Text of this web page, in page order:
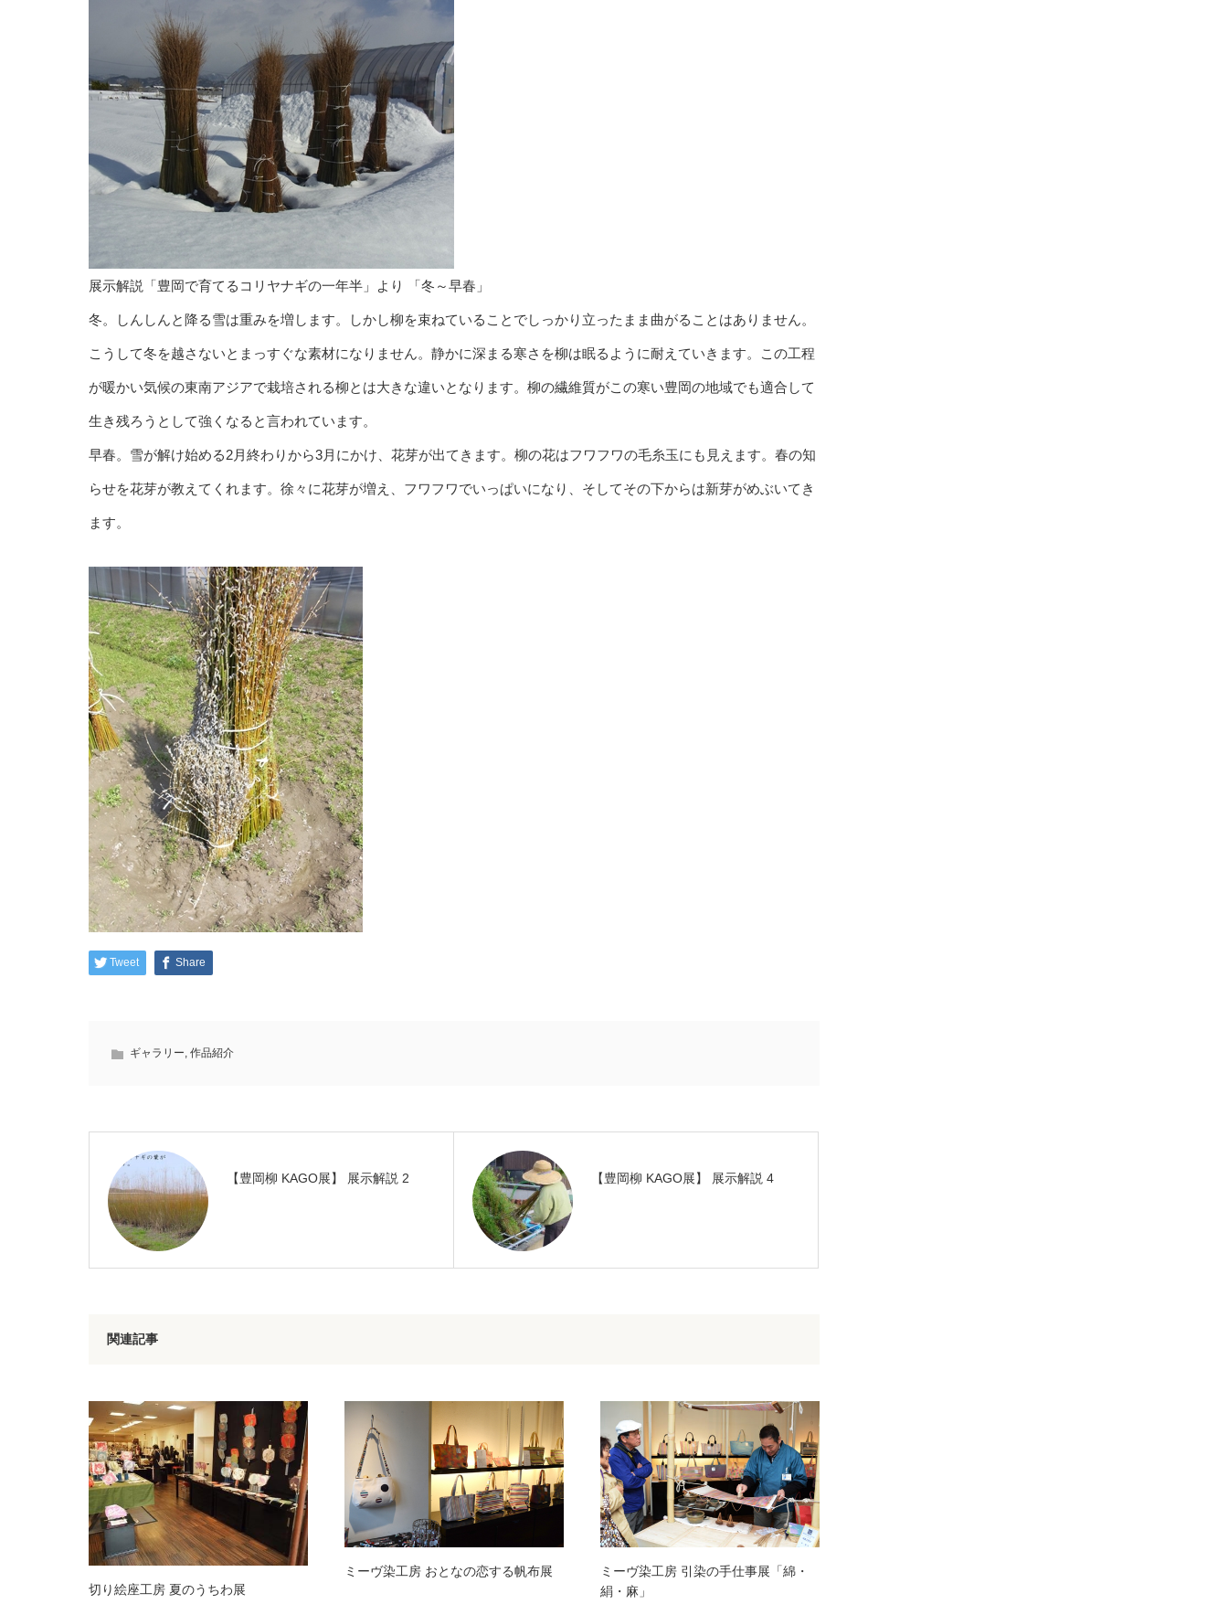
展示解説「豊岡で育てるコリヤナギの一年半」より 「冬～早春」
冬。しんしんと降る雪は重みを増します。しかし柳を束ねていることでしっかり立ったまま曲がることはありません。
こうして冬を越さないとまっすぐな素材になりません。静かに深まる寒さを柳は眠るように耐えていきます。この工程
が暖かい気候の東南アジアで栽培される柳とは大きな違いとなります。柳の繊維質がこの寒い豊岡の地域でも適合して
生き残ろうとして強くなると言われています。
早春。雪が解け始める2月終わりから3月にかけ、花芽が出てきます。柳の花はフワフワの毛糸玉にも見えます。春の知
らせを花芽が教えてくれます。徐々に花芽が増え、フワフワでいっぱいになり、そしてその下からは新芽がめぶいてき
ます。
Tweet Share
ギャラリー, 作品紹介
【豊岡柳 KAGO展】 展示解説 2 【豊岡柳 KAGO展】 展示解説 4
関連記事
切り絵座工房 夏のうちわ展
ミーヴ染工房 おとなの恋する帆布展
ミーヴ染工房 引染の手仕事展「綿・
絹・麻」